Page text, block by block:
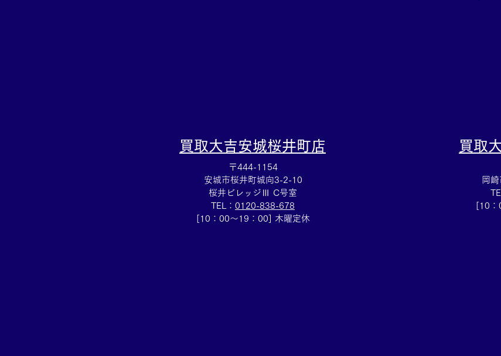
買取大吉安城桜井町店
〒444-1154
安城市桜井町城向3-2-10
桜井ビレッジⅢ C号室
TEL： 0120-838-678
[10：00～19：00] 木曜定休
買取
岡
[10